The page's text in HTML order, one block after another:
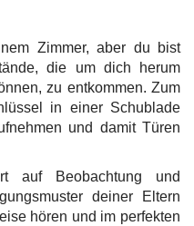
Zimmer, aber du bist
die um dich herum
zu entkommen. Zum
in einer Schublade
und damit Türen
auf Beobachtung und
deiner Eltern
hören und im perfekten